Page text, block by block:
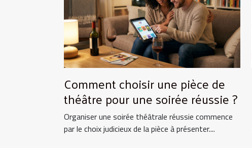
Comment choisir une pièce de
théâtre pour une soirée réussie ?
Organiser une soirée théâtrale réussie commence
par le choix judicieux de la pièce à présenter....